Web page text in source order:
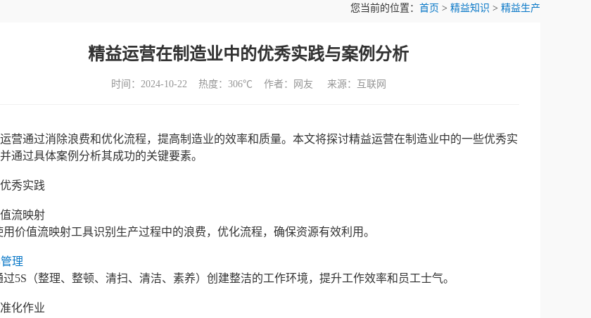
您当前的位置： 首页 > 精益知识 > 精益生产
精益运营在制造业中的优秀实践与案例分析
时间：2024-10-22 热度： 306℃ 作者：网友 来源：互联网
营通过消除浪费和优化流程，提高制造业的效率和质量。本文将探讨精益运营在制造业中的一些优秀实
通过具体案例分析其成功的关键要素。
秀实践
流映射
价值流映射工具识别生产过程中的浪费，优化流程，确保资源有效利用。
理
5S（整理、整顿、清扫、清洁、素养）创建整洁的工作环境，提升工作效率和员工士气。
化作业